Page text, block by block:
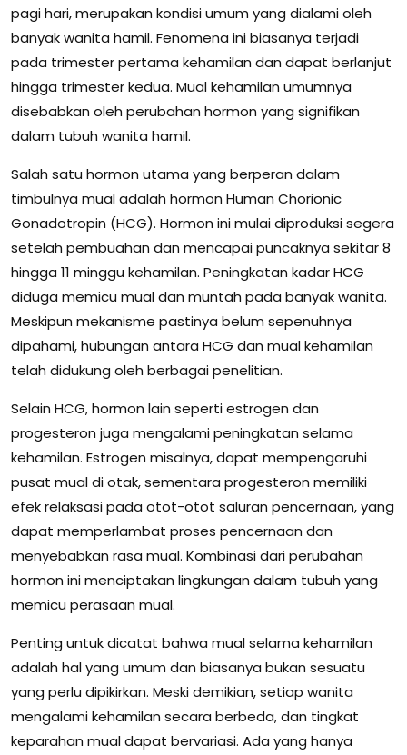
pagi hari, merupakan kondisi umum yang dialami oleh
banyak wanita hamil. Fenomena ini biasanya terjadi
pada trimester pertama kehamilan dan dapat berlanjut
hingga trimester kedua. Mual kehamilan umumnya
disebabkan oleh perubahan hormon yang signifikan
dalam tubuh wanita hamil.
Salah satu hormon utama yang berperan dalam
timbulnya mual adalah hormon Human Chorionic
Gonadotropin (HCG). Hormon ini mulai diproduksi segera
setelah pembuahan dan mencapai puncaknya sekitar 8
hingga 11 minggu kehamilan. Peningkatan kadar HCG
diduga memicu mual dan muntah pada banyak wanita.
Meskipun mekanisme pastinya belum sepenuhnya
dipahami, hubungan antara HCG dan mual kehamilan
telah didukung oleh berbagai penelitian.
Selain HCG, hormon lain seperti estrogen dan
progesteron juga mengalami peningkatan selama
kehamilan. Estrogen misalnya, dapat mempengaruhi
pusat mual di otak, sementara progesteron memiliki
efek relaksasi pada otot-otot saluran pencernaan, yang
dapat memperlambat proses pencernaan dan
menyebabkan rasa mual. Kombinasi dari perubahan
hormon ini menciptakan lingkungan dalam tubuh yang
memicu perasaan mual.
Penting untuk dicatat bahwa mual selama kehamilan
adalah hal yang umum dan biasanya bukan sesuatu
yang perlu dipikirkan. Meski demikian, setiap wanita
mengalami kehamilan secara berbeda, dan tingkat
keparahan mual dapat bervariasi. Ada yang hanya